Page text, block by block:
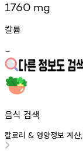
1760 mg
칼륨
-
음식 검색
칼로리 & 영양정보 계산,